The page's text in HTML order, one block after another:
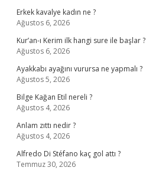
Erkek kavalye kadın ne ?
Ağustos 6, 2026
Kur’an-ı Kerim ilk hangi sure ile başlar ?
Ağustos 6, 2026
Ayakkabı ayağını vurursa ne yapmalı ?
Ağustos 5, 2026
Bilge Kağan Etil nereli ?
Ağustos 4, 2026
Anlam zıttı nedir ?
Ağustos 4, 2026
Alfredo Di Stéfano kaç gol attı ?
Temmuz 30, 2026